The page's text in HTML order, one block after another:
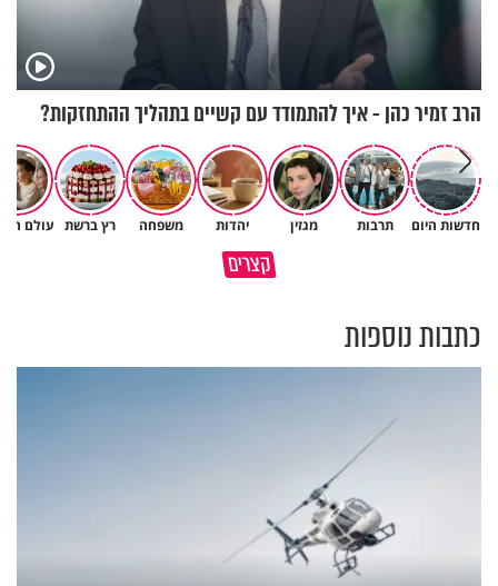
הרב זמיר כהן - איך להתמודד עם קשיים בתהליך ההתחזקות?
חדשות היום תרבות מגזין יהדות משפחה רץ ברשת עולם
קצרים
הגעתי לגיל 108 בזכות הכיבוד
כתבות נוספות